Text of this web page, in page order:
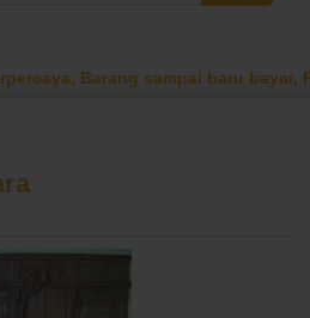
sampai baru bayar, FREE